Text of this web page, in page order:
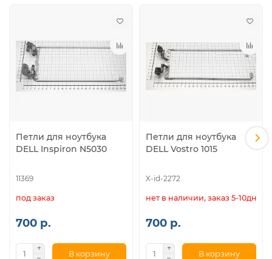
Петли для ноутбука
DELL Inspiron N5030
11369
под заказ
700 р.
В корзину
Петли для ноутбука
DELL Vostro 1015
X-id-2272
нет в наличии, заказ 5-10дн.
700 р.
В корзину